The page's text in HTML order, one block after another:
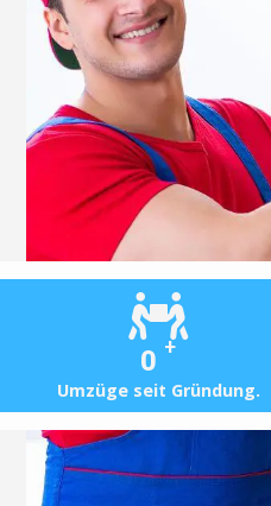
0 +
Umzüge seit Gründung.